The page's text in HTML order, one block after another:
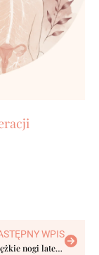
WPIS
Opuchnięte i ciężkie nogi latem przy endometriozie